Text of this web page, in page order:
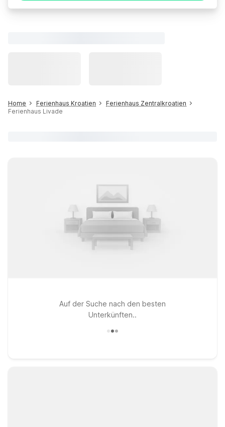
Home Ferienhaus Kroatien
Ferienhaus Zentralkroatien
Ferienhaus Livade
Auf der Suche nach den besten
Unterkünften..